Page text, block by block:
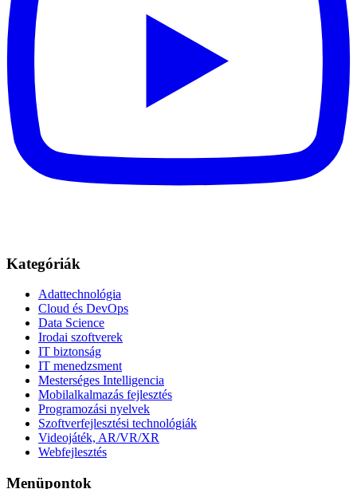
Kategóriák
Adattechnológia
Cloud és DevOps
Data Science
Irodai szoftverek
IT biztonság
IT menedzsment
Mesterséges Intelligencia
Mobilalkalmazás fejlesztés
Programozási nyelvek
Szoftverfejlesztési technológiák
Videojáték, AR/VR/XR
Webfejlesztés
Menüpontok